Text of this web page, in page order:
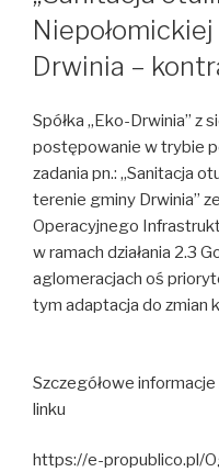
Drwinia –
Spółka „Eko-Drwinia” z
postępowanie w trybie
zadania pn.: „Sanitacja
terenie gminy Drwinia”
Operacyjnego
w ramach działania 2.3
aglomeracjach oś
tym adaptacja do zmian
Szczegółowe
linku
https://e-propublico.pl/